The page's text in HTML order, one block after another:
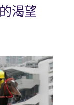
渴望